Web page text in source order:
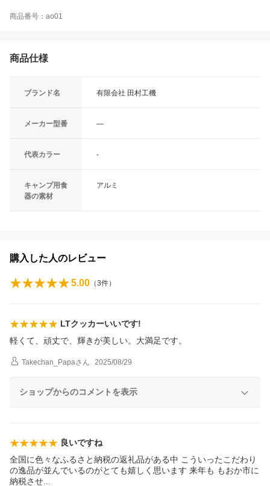
商品番号：ao01
商品仕様
ブランド名 有限会社 田村工機
メーカー型番 ―
代表カラー -
キャンプ用食
器の素材
アルミ
購入した人のレビュー
5.00 （3件）
LTクッカーいいです!
軽くて、頑丈で、輝きが美しい。大満足です。
Takechan_Papaさん 2025/08/29
ショップからのコメントを表示
良いですね
全国に色々なふるさと納税の返礼品がある中 こういったこだわり
の逸品が並んでいるのがとても嬉しく思います 来年も もおか市に
納税させ